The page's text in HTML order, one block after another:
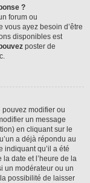
?
forum ou
vous ayez besoin d’être
disponibles est
poster de
pouvez modifier ou
un message
en cliquant sur le
a déjà répondu au
indiquant qu’il a été
date et l’heure de la
un modérateur ou un
possibilité de laisser